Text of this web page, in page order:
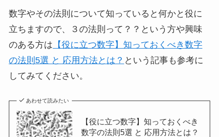
数字やその法則について知っていると何かと役に
立ちますので、３の法則って？？という方や興味
のある方は 【役に立つ数字】知っておくべき数字
の法則5選 と 応用方法とは？ という記事も参考に
してみてください。
あわせて読みたい
【役に立つ数字】知っておくべき
数字の法則5選 と 応用方法とは？